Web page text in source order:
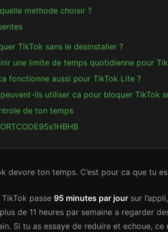
methode choisir ?
TikTok sans le desinstaller ?
une limite de temps quotidienne pour
fonctionne aussi pour TikTok Lite ?
ils utiliser ca pour bloquer TikTok
de ton temps
devore ton temps. C’est pour ca que tu
TikTok passe 95 minutes par jour sur
de 11 heures par semaine a regarder
Si tu as essaye de reduire et echoue, ce